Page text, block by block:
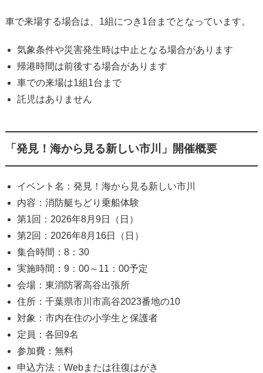
車で来場する場合は、1組につき1台までとなっています。
気象条件や災害発生時は中止となる場合があります
帰港時間は前後する場合があります
車での来場は1組1台まで
託児はありません
「発見！海から見る新しい市川」開催概要
イベント名：発見！海から見る新しい市川
内容：消防艇ちどり乗船体験
第1回：2026年8月9日（日）
第2回：2026年8月16日（日）
集合時間：8：30
実施時間：9：00～11：00予定
会場：東消防署高谷出張所
住所：千葉県市川市高谷2023番地の10
対象：市内在住の小学生と保護者
定員：各回9名
参加費：無料
申込方法：Webまたは往復はがき